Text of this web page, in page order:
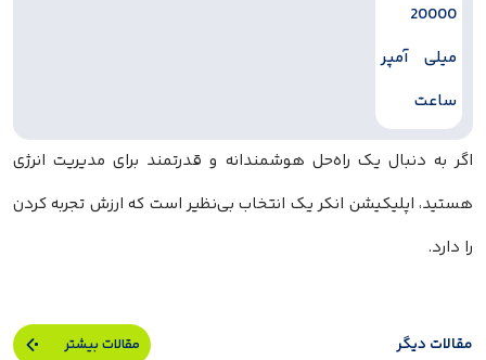
اگر به دنبال یک راه‌حل هوشمندانه و قدرتمند برای مدیریت انرژی
هستید، اپلیکیشن انکر یک انتخاب بی‌نظیر است که ارزش تجربه کردن
را دارد.
مقالات دیگر مقالات بیشتر